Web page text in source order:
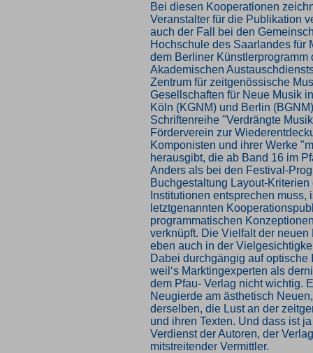
Bei diesen Kooperationen
Veranstalter für die Publikation
auch der Fall bei den
Hochschule des Saarlandes für
dem Berliner Künstlerprogramm
Akademischen
Zentrum für zeitgenössische
Gesellschaften für Neue Musik
Köln (KGNM) und Berlin
Schriftenreihe "Verdrängte
Förderverein zur
Komponisten und ihrer Werke
herausgibt, die ab Band 16 im
Anders als bei den Festival-
Buchgestaltung Layout-
Institutionen entsprechen muss,
letztgenannten
programmatischen
verknüpft. Die Vielfalt der
eben auch in der
Dabei durchgängig auf optische
weil‘s Marktingexperten als
dem Pfau- Verlag nicht wichtig.
Neugierde am ästhetisch
derselben, die Lust an der
und ihren Texten. Und dass ist
Verdienst der Autoren, der
mitstreitender Vermittler.